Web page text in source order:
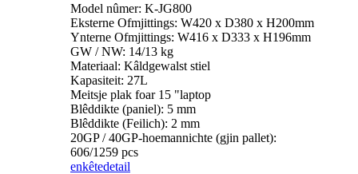
Model nûmer: K-JG800
Eksterne Ofmjittings: W420 x D380 x H200mm
Ynterne Ofmjittings: W416 x D333 x H196mm
GW / NW: 14/13 kg
Materiaal: Kâldgewalst stiel
Kapasiteit: 27L
Meitsje plak foar 15 "laptop
Blêddikte (paniel): 5 mm
Blêddikte (Feilich): 2 mm
20GP / 40GP-hoemannichte (gjin pallet):
606/1259 pcs
enkêtedetail